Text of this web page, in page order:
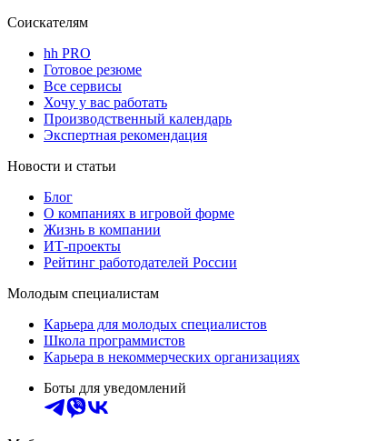
Соискателям
hh PRO
Готовое резюме
Все сервисы
Хочу у вас работать
Производственный календарь
Экспертная рекомендация
Новости и статьи
Блог
О компаниях в игровой форме
Жизнь в компании
ИТ-проекты
Рейтинг работодателей России
Молодым специалистам
Карьера для молодых специалистов
Школа программистов
Карьера в некоммерческих организациях
Боты для уведомлений